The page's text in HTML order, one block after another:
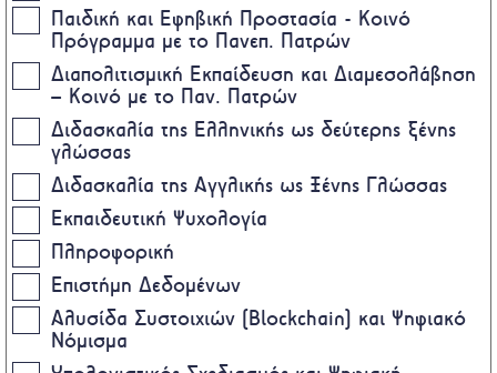
Παιδική και Εφηβική Προστασία - Κοινό
Πρόγραμμα με το Πανεπ. Πατρών
Διαπολιτισμική Εκπαίδευση και Διαμεσολάβηση
– Κοινό με το Παν. Πατρών
Διδασκαλία της Ελληνικής ως δεύτερης ξένης
γλώσσας
Διδασκαλία της Αγγλικής ως Ξένης Γλώσσας
Εκπαιδευτική Ψυχολογία
Πληροφορική
Επιστήμη Δεδομένων
Αλυσίδα Συστοιχιών (Blockchain) και Ψηφιακό
Νόμισμα